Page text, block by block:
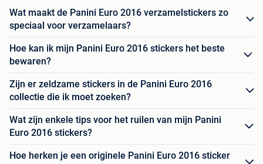
Wat maakt de Panini Euro 2016 verzamelstickers zo
speciaal voor verzamelaars?
Hoe kan ik mijn Panini Euro 2016 stickers het beste
bewaren?
Zijn er zeldzame stickers in de Panini Euro 2016
collectie die ik moet zoeken?
Wat zijn enkele tips voor het ruilen van mijn Panini
Euro 2016 stickers?
Hoe herken je een originele Panini Euro 2016 sticker